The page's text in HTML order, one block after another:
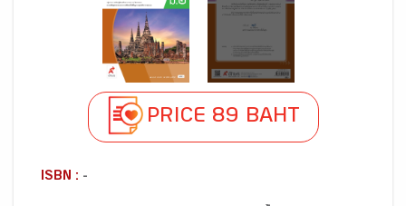
PRICE 89 BAHT
ISBN : -